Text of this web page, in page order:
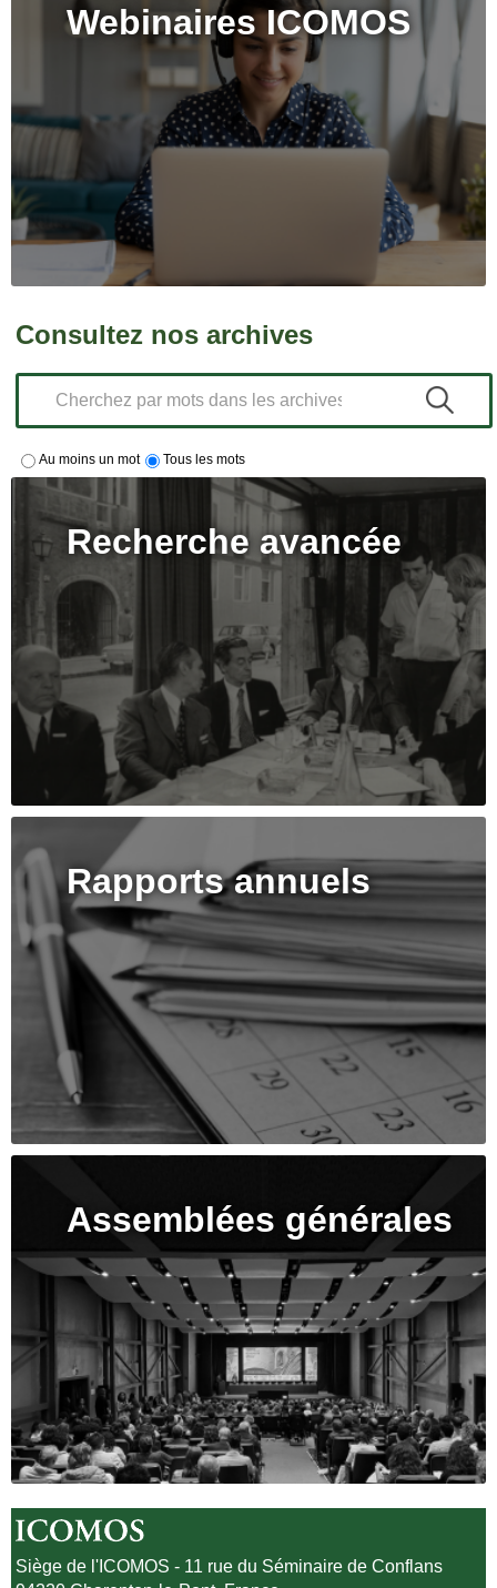
Webinaires ICOMOS
Consultez nos archives
Au moins un mot Tous les mots
Recherche avancée
Rapports annuels
Assemblées générales
Siège de l'ICOMOS - 11 rue du Séminaire de Conflans